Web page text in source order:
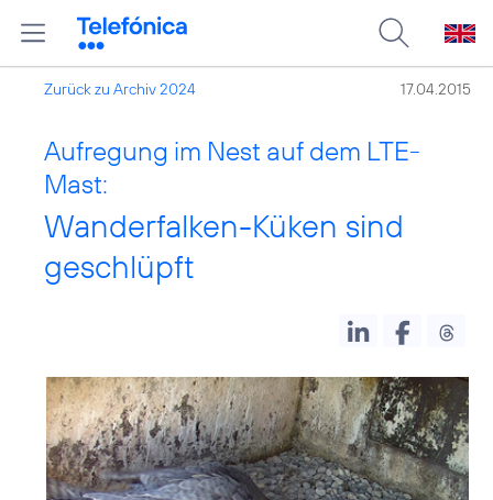
Zurück zu Archiv 2024 17.04.2015
Aufregung im Nest auf dem LTE-
Mast:
Wanderfalken-Küken sind
geschlüpft